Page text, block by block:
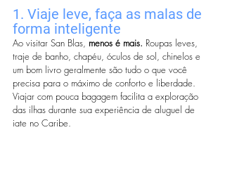
1. Viaje leve, faça as malas de
forma inteligente
Ao visitar San Blas, menos é mais. Roupas leves,
traje de banho, chapéu, óculos de sol, chinelos e
um bom livro geralmente são tudo o que você
precisa para o máximo de conforto e liberdade.
Viajar com pouca bagagem facilita a exploração
das ilhas durante sua experiência de aluguel de
iate no Caribe.